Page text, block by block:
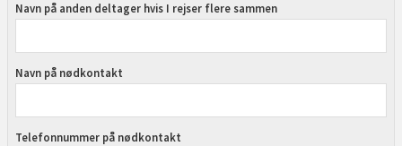
Navn på anden deltager hvis I rejser flere sammen
Navn på nødkontakt
Telefonnummer på nødkontakt